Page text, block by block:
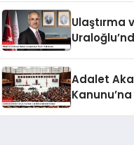
Ulaştırma
Adalet